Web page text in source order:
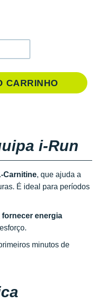
CARRINHO
i-Run
Carnitine, que ajuda a
É ideal para períodos
fornecer energia
minutos de